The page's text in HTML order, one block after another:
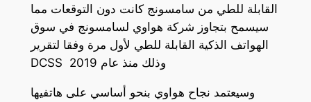
القابلة للطي من سامسونج كانت دون التوقعات مما
سيسمح بتجاوز شركة هواوي لسامسونج في سوق
الهواتف الذكية القابلة للطي لأول مرة وفقا لتقرير
DCSS وذلك منذ عام 2019
وسيعتمد نجاح هواوي بنحو أساسي على هاتفيها